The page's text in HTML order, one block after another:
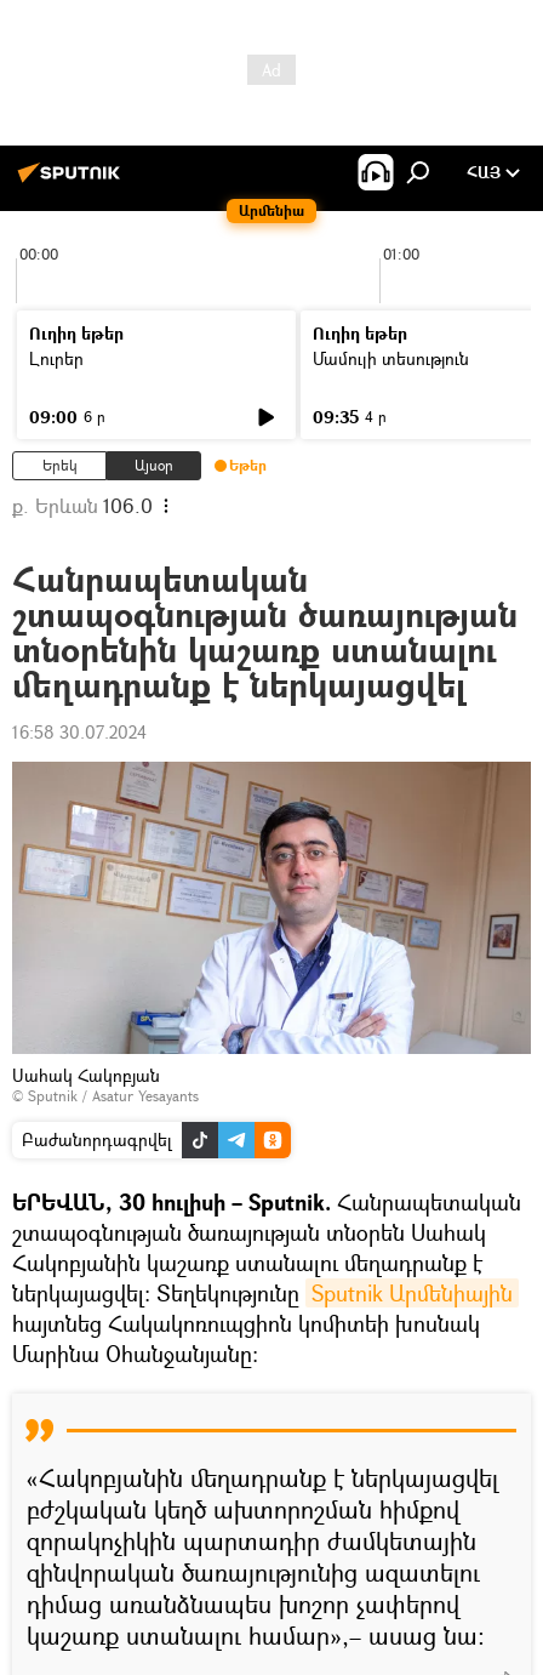
Արմենիա
ՀԱՅ
00:00 01:00
Ուղիղ եթեր
Լուրեր
09:00 6 ր
Ուղիղ եթեր
Մամուլի տեսություն
09:35 4 ր
Երեկ Այսօր Եթեր
ք. Երևան 106.0
Հանրապետական
շտապօգնության ծառայության
տնօրենին կաշառք ստանալու
մեղադրանք է ներկայացվել
16:58 30.07.2024
Սահակ Հակոբյան
© Sputnik / Asatur Yesayants
Բաժանորդագրվել
ԵՐԵՎԱՆ, 30 հուլիսի – Sputnik. Հանրապետական
շտապօգնության ծառայության տնօրեն Սահակ
Հակոբյանին կաշառք ստանալու մեղադրանք է
ներկայացվել։ Տեղեկությունը Sputnik Արմենիային
հայտնեց Հակակոռուպցիոն կոմիտեի խոսնակ
Մարինա Օհանջանյանը։
«Հակոբյանին մեղադրանք է ներկայացվել
բժշկական կեղծ ախտորոշման հիմքով
զորակոչիկին պարտադիր ժամկետային
զինվորական ծառայությունից ազատելու
դիմաց առանձնապես խոշոր չափերով
կաշառք ստանալու համար»,– ասաց նա։